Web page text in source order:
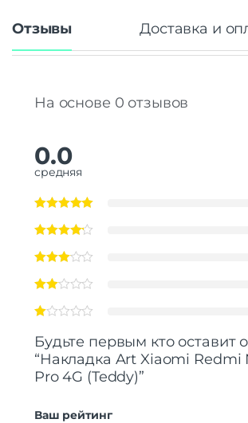
Отзывы Доставка и
На основе 0 отзывов
0.0
средняя
Будьте первым кто оставит
“Накладка Art Xiaomi Redmi
Pro 4G (Teddy)”
Ваш рейтинг